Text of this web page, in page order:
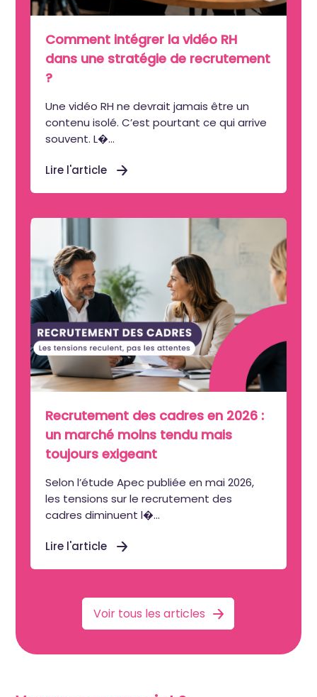
Voir tous les articles
Comment intégrer la vidéo RH
dans une stratégie de recrutement
?
Une vidéo RH ne devrait jamais être un
contenu isolé. C’est pourtant ce qui arrive
souvent. L�...
Lire l'article
Recrutement des cadres en 2026 :
un marché moins tendu mais
toujours exigeant
Selon l’étude Apec publiée en mai 2026,
les tensions sur le recrutement des
cadres diminuent l�...
Lire l'article